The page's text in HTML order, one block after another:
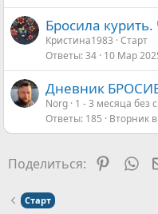
Бросила
Кристина1983 Старт
Ответы 34 10 Мар
Дневник
Norg 1 - 3 месяца без
Ответы 185 Вторник
Поделиться:
Старт